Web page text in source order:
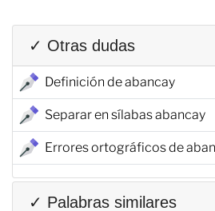
✓ Otras dudas
Definición de abancay
Separar en sílabas abancay
Errores ortográficos de
✓ Palabras similares